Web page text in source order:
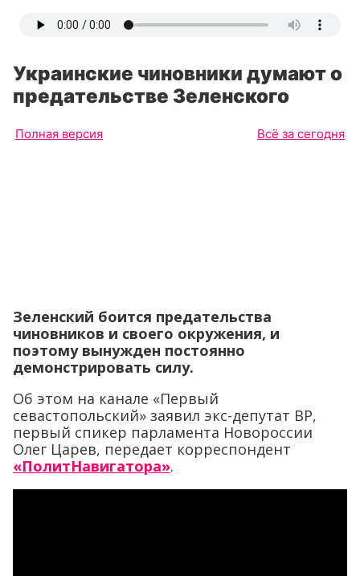
Украинские чиновники думают о
предательстве Зеленского
Полная версия Всё за сегодня
Зеленский боится предательства
чиновников и своего окружения, и
поэтому вынужден постоянно
демонстрировать силу.
Об этом на канале «Первый
севастопольский» заявил экс-депутат ВР,
первый спикер парламента Новороссии
Олег Царев, передает корреспондент
«ПолитНавигатора».